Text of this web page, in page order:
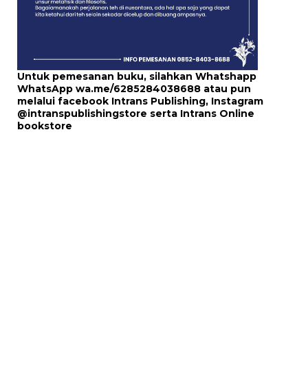
Untuk pemesanan buku, silahkan Whatshapp
WhatsApp wa.me/6285284038688 atau pun
melalui facebook Intrans Publishing, Instagram
@intranspublishingstore serta Intrans Online
bookstore